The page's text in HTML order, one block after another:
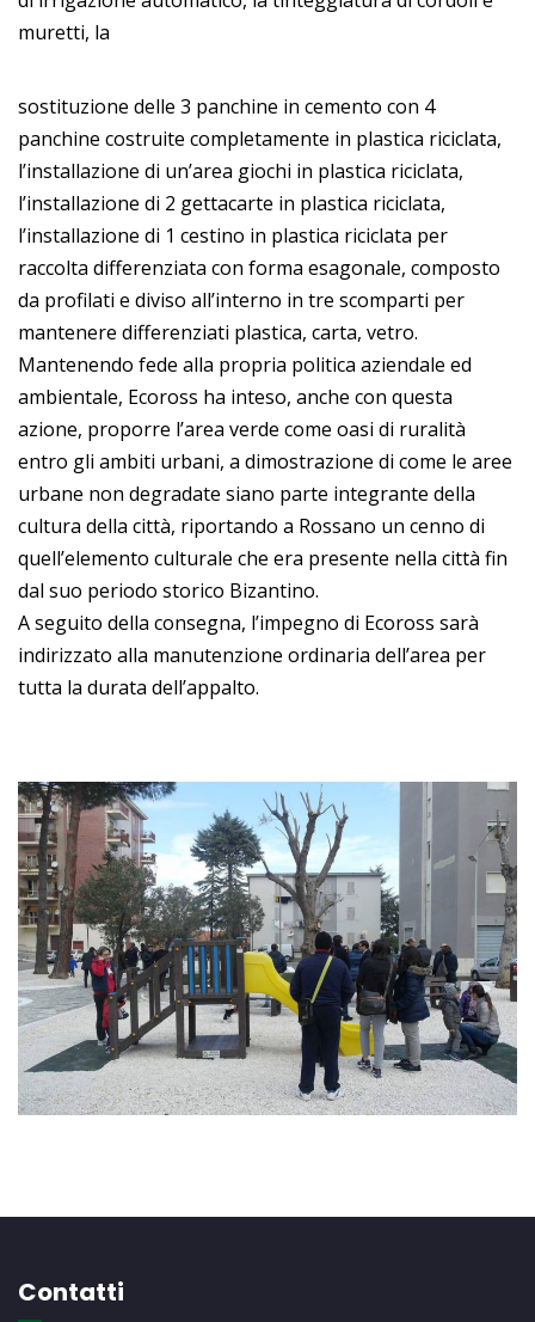
muretti, la
sostituzione delle 3 panchine in cemento con 4
panchine costruite completamente in plastica riciclata,
l’installazione di un’area giochi in plastica riciclata,
l’installazione di 2 gettacarte in plastica riciclata,
l’installazione di 1 cestino in plastica riciclata per
raccolta differenziata con forma esagonale, composto
da profilati e diviso all’interno in tre scomparti per
mantenere differenziati plastica, carta, vetro.
Mantenendo fede alla propria politica aziendale ed
ambientale, Ecoross ha inteso, anche con questa
azione, proporre l’area verde come oasi di ruralità
entro gli ambiti urbani, a dimostrazione di come le aree
urbane non degradate siano parte integrante della
cultura della città, riportando a Rossano un cenno di
quell’elemento culturale che era presente nella città fin
dal suo periodo storico Bizantino.
A seguito della consegna, l’impegno di Ecoross sarà
indirizzato alla manutenzione ordinaria dell’area per
tutta la durata dell’appalto.
Contatti